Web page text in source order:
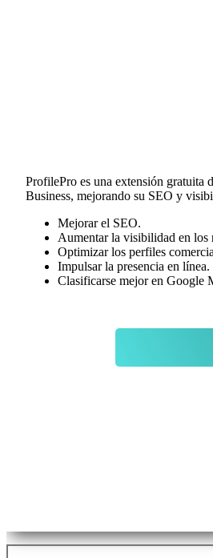
ProfilePro es una extensión gratuita
Business, mejorando su SEO y
Mejorar el SEO.
Aumentar la visibilidad en los
Optimizar los perfiles
Impulsar la presencia en línea.
Clasificarse mejor en Google